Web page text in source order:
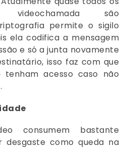
são
permite o sigilo
ela codifica a mensagem
e só a junta novamente
isso faz com que
tenham acesso caso não
consumem bastante
desgaste como queda na